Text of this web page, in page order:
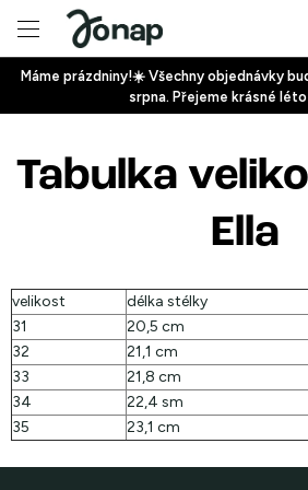
obsah
Máme prázdniny!☀️ Všechny objednávky
srpna. Přejeme krásné
Tabulka
Ella
velikost délka stélky
31
20,5 cm
32
21,1 cm
33
21,8 cm
34
22,4 sm
35
23,1 cm